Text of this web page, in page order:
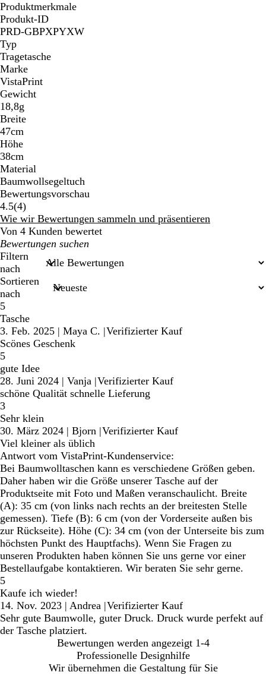
Produktmerkmale
Produkt-ID
PRD-GBPXPYXW
Typ
Tragetasche
Marke
VistaPrint
Gewicht
18,8g
Breite
47cm
Höhe
38cm
Material
Baumwollsegeltuch
Bewertungsvorschau
4.5(44
Bewertungen
)
Wie wir Bewertungen sammeln und präsentieren
Von 4 Kunden bewertet
Meine
Sucheingaben
Filtern
nach
Sortieren
nach
5
Tasche
3. Feb. 2025 | Maya C. |Verifizierter Kauf
Scönes Geschenk
5
gute Idee
28. Juni 2024 | Vanja |Verifizierter Kauf
schöne Qualität schnelle Lieferung
3
Sehr klein
30. März 2024 | Bjorn |Verifizierter Kauf
Viel kleiner als üblich
Antwort vom VistaPrint-Kundenservice:
Bei Baumwolltaschen kann es verschiedene Größen geben.
Daher haben wir die Größe unserer Tasche auf der
Produktseite mit Foto und Maßen veranschaulicht. Breite
(A): 35 cm (von links nach rechts an der breitesten Stelle
gemessen). Tiefe (B): 6 cm (von der Vorderseite außen bis
zur Rückseite). Höhe (C): 34 cm (von der Unterseite bis zum
höchsten Punkt des Hauptfachs). Wenn Sie Fragen zu
unseren Produkten haben können Sie uns gerne vor einer
Bestellaufgabe kontaktieren. Wir beraten Sie sehr gerne.
5
Kaufe ich wieder!
14. Nov. 2023 | Andrea |Verifizierter Kauf
Sehr gute Baumwolle, guter Druck. Druck wurde perfekt auf
der Tasche platziert.
Bewertungen werden angezeigt 1-4
Professionelle Designhilfe
Wir übernehmen die Gestaltung für Sie